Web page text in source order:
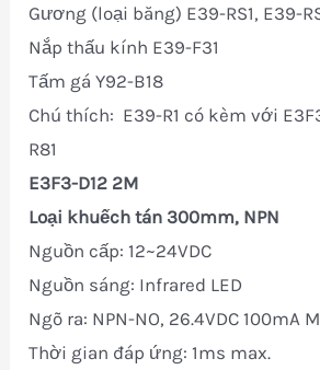
Gương (loại băng) E39-RS1, E39-
Nắp thấu kính E39-F31
Tấm gá Y92-B18
Chú thích: E39-R1 có kèm với
R81
E3F3-D12 2M
Loại khuếch tán 300mm, NPN
Nguồn cấp: 12~24VDC
Nguồn sáng: Infrared LED
Ngõ ra: NPN-NO, 26.4VDC 100mA
Thời gian đáp ứng: 1ms max.